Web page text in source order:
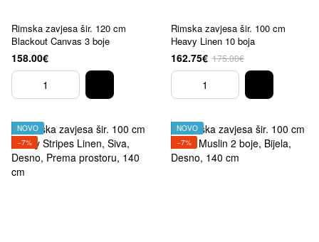
Rimska zavjesa šir. 120 cm
Blackout Canvas 3 boje
158.00€
Rimska zavjesa šir. 100 cm
Heavy Linen 10 boja
162.75€ 175.00€
NOVO
−7%
NOVO
−7%